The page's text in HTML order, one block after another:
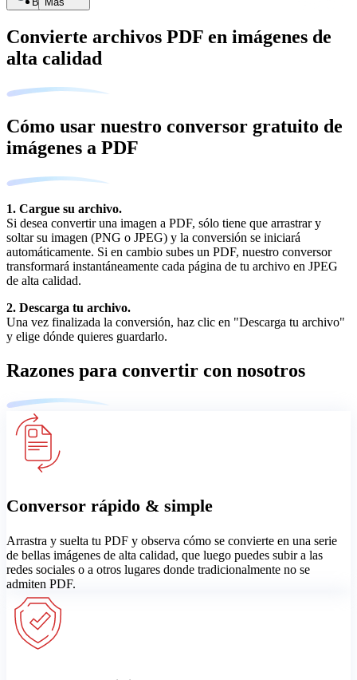
Convierte archivos PDF en imágenes de
alta calidad
Cómo usar nuestro conversor gratuito de
imágenes a PDF
1. Cargue su archivo.
Si desea convertir una imagen a PDF, sólo tiene que arrastrar y
soltar su imagen (PNG o JPEG) y la conversión se iniciará
automáticamente. Si en cambio subes un PDF, nuestro conversor
transformará instantáneamente cada página de tu archivo en JPEG
de alta calidad.
2. Descarga tu archivo.
Una vez finalizada la conversión, haz clic en "Descarga tu archivo"
y elige dónde quieres guardarlo.
Razones para convertir con nosotros
Conversor rápido & simple
Arrastra y suelta tu PDF y observa cómo se convierte en una serie
de bellas imágenes de alta calidad, que luego puedes subir a las
redes sociales o a otros lugares donde tradicionalmente no se
admiten PDF.